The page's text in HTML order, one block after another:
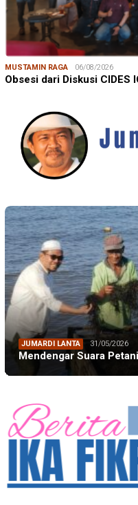
MUSTAMIN RAGA 06/08/2026
Obsesi dari Diskusi CIDES
JUMARDI LANTA 31/05/2026
Mendengar Suara